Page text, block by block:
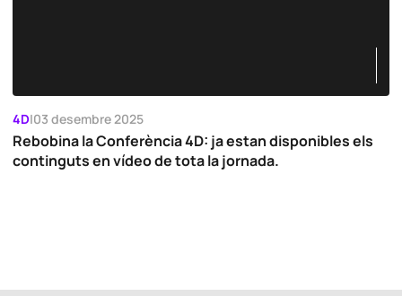
4D|03 desembre 2025
Rebobina la Conferència 4D: ja estan disponibles els
continguts en vídeo de tota la jornada.